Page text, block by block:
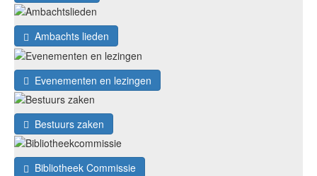
Ambachts lieden
Evenementen en lezingen
Bestuurs zaken
Bibliotheek Commissie